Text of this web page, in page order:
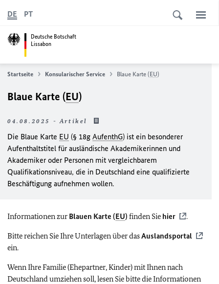
Deutsche Botschaft
Lissabon
DE PT
Startseite Konsularischer Service Blaue Karte (EU)
Blaue Karte (EU)
04.08.2025 - Artikel
Die Blaue Karte EU (§ 18g AufenthG) ist ein besonderer
Aufenthaltstitel für ausländische Akademikerinnen und
Akademiker oder Personen mit vergleichbarem
Qualifikationsniveau, die in Deutschland eine qualifizierte
Beschäftigung aufnehmen wollen.
Informationen zur Blauen Karte (EU) finden Sie hier .
Bitte reichen Sie Ihre Unterlagen über dasAuslandsportal
ein.
Wenn Ihre Familie (Ehepartner, Kinder) mit Ihnen nach
Deutschland umziehen soll, lesen Sie bitte die Informationen